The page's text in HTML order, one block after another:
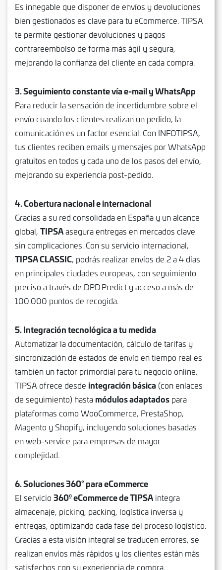
Es innegable que disponer de envíos y devoluciones
bien gestionados es clave para tu eCommerce. TIPSA
te permite gestionar devoluciones y pagos
contrareembolso de forma más ágil y segura,
mejorando la confianza del cliente en cada compra.
3. Seguimiento constante vía e-mail y WhatsApp
Para reducir la sensación de incertidumbre sobre el
envío cuando los clientes realizan un pedido, la
comunicación es un factor esencial. Con INFOTIPSA,
tus clientes reciben emails y mensajes por WhatsApp
gratuitos en todos y cada uno de los pasos del envío,
mejorando su experiencia post-pedido.
4. Cobertura nacional e internacional
Gracias a su red consolidada en España y un alcance
global, TIPSAasegura entregas en mercados clave
sin complicaciones. Con su servicio internacional,
TIPSA CLASSIC, podrás realizar envíos de 2 a 4 días
en principales ciudades europeas, con seguimiento
preciso a través de DPD Predict y acceso a más de
100.000 puntos de recogida.
5. Integración tecnológica a tu medida
Automatizar la documentación, cálculo de tarifas y
sincronización de estados de envío en tiempo real es
también un factor primordial para tu negocio online.
TIPSA ofrece desde integración básica (con enlaces
de seguimiento) hasta módulos adaptados para
plataformas como WooCommerce, PrestaShop,
Magento y Shopify, incluyendo soluciones basadas
en web-service para empresas de mayor
complejidad.
6. Soluciones 360° para eCommerce
El servicio 360º eCommerce de TIPSA integra
almacenaje, picking, packing, logística inversa y
entregas, optimizando cada fase del proceso logístico.
Gracias a esta visión integral se traducen errores, se
realizan envíos más rápidos y los clientes están más
satisfechos con su experiencia de compra.